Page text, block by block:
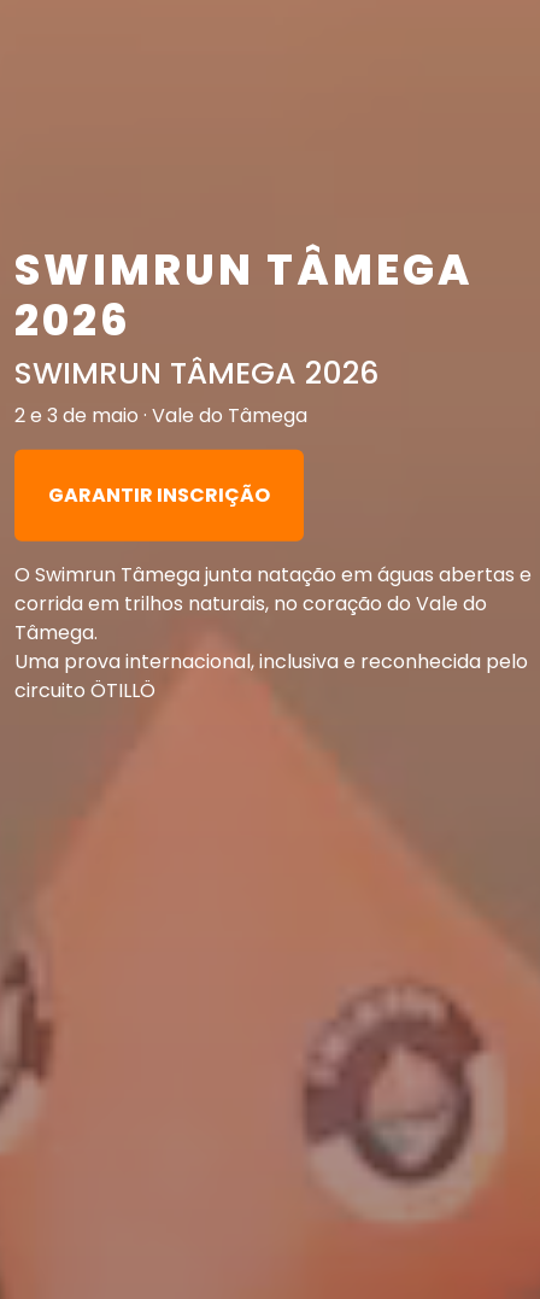
SWIMRUN TÂMEGA
2026
SWIMRUN TÂMEGA 2026
2 e 3 de maio · Vale do Tâmega
GARANTIR INSCRIÇÃO
O Swimrun Tâmega junta natação em águas abertas e
corrida em trilhos naturais, no coração do Vale do
Tâmega.
Uma prova internacional, inclusiva e reconhecida pelo
circuito ÖTILLÖ